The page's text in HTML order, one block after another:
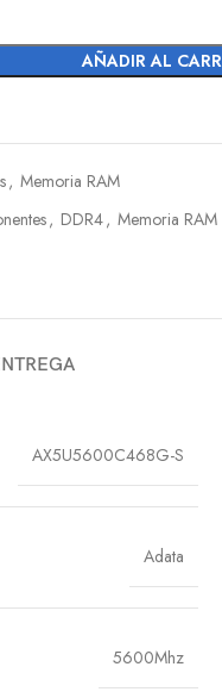
AÑADIR AL
, Memoria RAM
, DDR4, Memoria RAM
AX5U5600C468G-S
Adata
5600Mhz